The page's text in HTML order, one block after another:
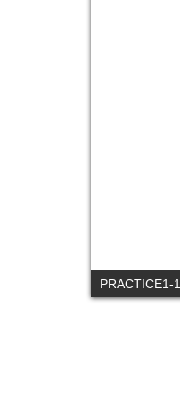
PRACTICE1-